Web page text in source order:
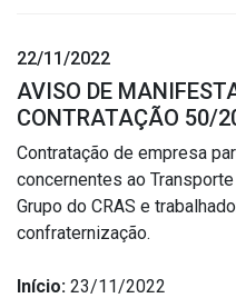
22/11/2022
AVISO DE
CONTRATAÇÃO 50/
Contratação de empresa
concernentes ao
Grupo do CRAS e
confraternização.
Início: 23/11/2022